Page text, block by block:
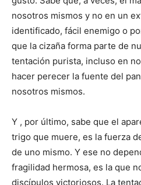
nosotros mismos y no en un
identificado, fácil enemigo o
que la cizaña forma parte de
tentación purista, incluso en
hacer perecer la fuente del
nosotros mismos.
Y , por último, sabe que el
trigo que muere, es la fuerza
de uno mismo. Y ese no
fragilidad hermosa, es la que
discípulos victoriosos. La